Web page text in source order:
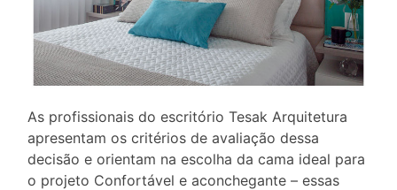
As profissionais do escritório Tesak Arquitetura
apresentam os critérios de avaliação dessa
decisão e orientam na escolha da cama ideal para
o projeto Confortável e aconchegante – essas